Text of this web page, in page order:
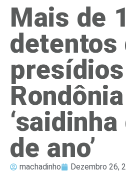
Mais de
detentos
de ano’
machadinho Dezembro 26,